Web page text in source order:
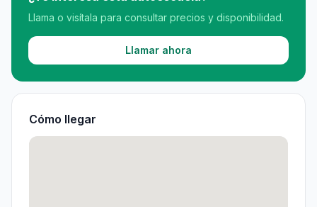
Llama o visítala para consultar precios y disponibilidad.
Llamar ahora
Cómo llegar